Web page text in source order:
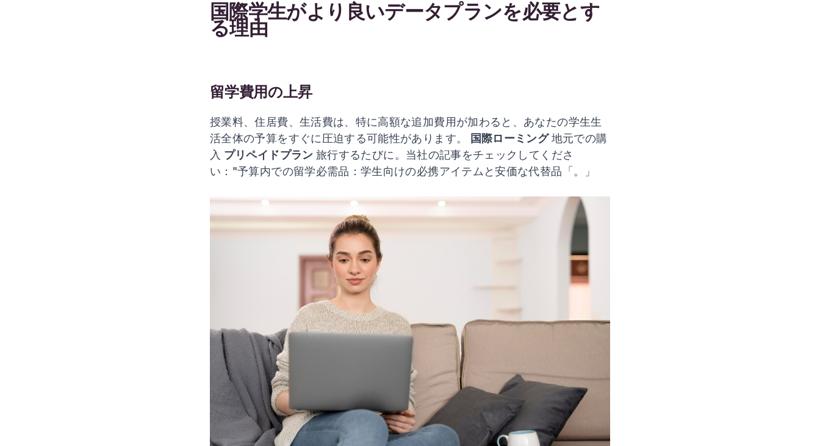
国際学生がより良いデータプランを必要とす
る理由
留学費用の上昇
授業料、住居費、生活費は、特に高額な追加費用が加わると、あなたの学生生
活全体の予算をすぐに圧迫する可能性があります。
国際ローミング地元での購
入 プリペイドプラン 旅行するたびに。当社の記事をチェックしてくださ
い："予算内での留学必需品：学生向けの必携アイテムと安価な代替品 「。」